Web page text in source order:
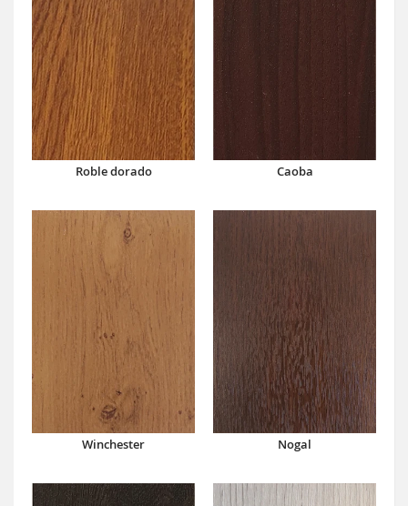
Roble dorado Caoba
Winchester Nogal